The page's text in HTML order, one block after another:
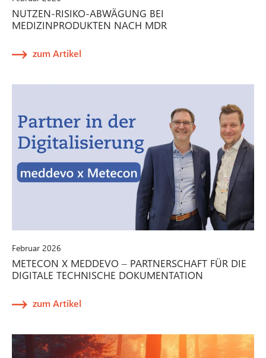
NUTZEN-RISIKO-ABWÄGUNG BEI
MEDIZINPRODUKTEN NACH MDR
zum Artikel
Februar 2026
METECON X MEDDEVO – PARTNERSCHAFT FÜR DIE
DIGITALE TECHNISCHE DOKUMENTATION
zum Artikel